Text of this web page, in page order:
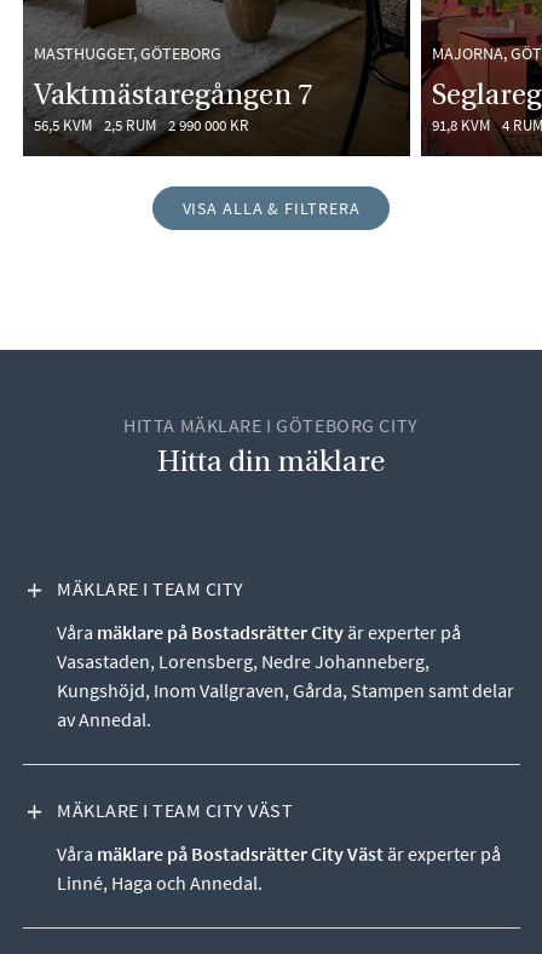
MASTHUGGET, GÖTEBORG
Vaktmästaregången 7
56,5 KVM 2,5 RUM 2 990 000 KR
MAJORNA,
91,8 KVM 4 RUM
VISA ALLA & FILTRERA
HITTA MÄKLARE I GÖTEBORG CITY
Hitta din mäklare
MÄKLARE I TEAM CITY
VISA INNEHÅLL
Våra mäklare på Bostadsrätter City är experter på
Vasastaden, Lorensberg, Nedre Johanneberg,
Kungshöjd, Inom Vallgraven, Gårda, Stampen samt delar
av Annedal.
MÄKLARE I TEAM CITY VÄST
VISA INNEHÅLL
Våra mäklare på Bostadsrätter City Väst är experter på
Linné, Haga och Annedal.